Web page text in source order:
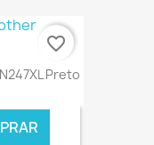
€ ONLINE
Preto
favorite_border